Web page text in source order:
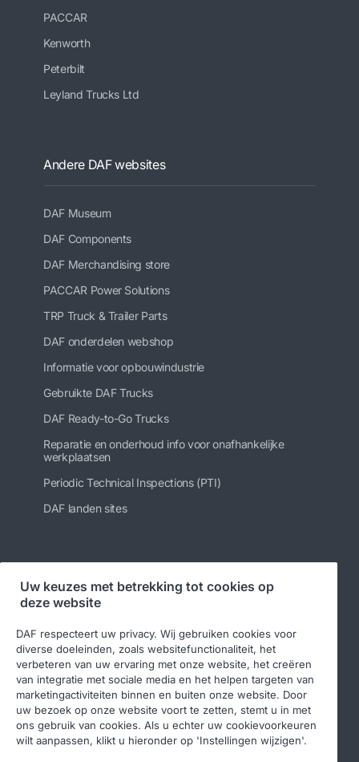
PACCAR
Kenworth
Peterbilt
Leyland Trucks Ltd
Andere DAF websites
DAF Museum
DAF Components
DAF Merchandising store
PACCAR Power Solutions
TRP Truck & Trailer Parts
DAF onderdelen webshop
Informatie voor opbouwindustrie
Gebruikte DAF Trucks
DAF Ready-to-Go Trucks
Reparatie en onderhoud info voor onafhankelijke
werkplaatsen
Periodic Technical Inspections (PTI)
DAF landen sites
Volg ons
© 2026 DAF Legal notice
Privacy statement
Uw keuzes met betrekking tot cookies op
deze website
DAF respecteert uw privacy. Wij gebruiken cookies voor
diverse doeleinden, zoals websitefunctionaliteit, het
verbeteren van uw ervaring met onze website, het creëren
van integratie met sociale media en het helpen targeten van
marketingactiviteiten binnen en buiten onze website. Door
uw bezoek op onze website voort te zetten, stemt u in met
ons gebruik van cookies. Als u echter uw cookievoorkeuren
wilt aanpassen, klikt u hieronder op 'Instellingen wijzigen'.